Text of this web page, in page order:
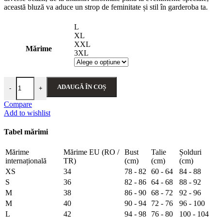
această bluză va aduce un strop de feminitate și stil în garderoba ta.
Mărime
L
XL
XXL
3XL
- + ADAUGĂ ÎN COȘ
Compare
Add to wishlist
Tabel mărimi
Mărime
internațională
Mărime EU (RO /
TR)
Bust
(cm)
Talie
(cm)
Șolduri
(cm)
XS
34 78 - 82 60 - 64
84 - 88
S
36 82 - 86 64 - 68
88 - 92
M
38 86 - 90 68 - 72
92 - 96
M
40 90 - 94 72 - 76
96 - 100
L
42 94 - 98 76 - 80
100 - 104